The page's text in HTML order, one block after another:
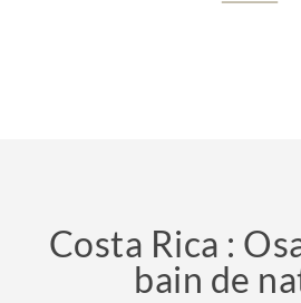
Costa Rica :
bain de